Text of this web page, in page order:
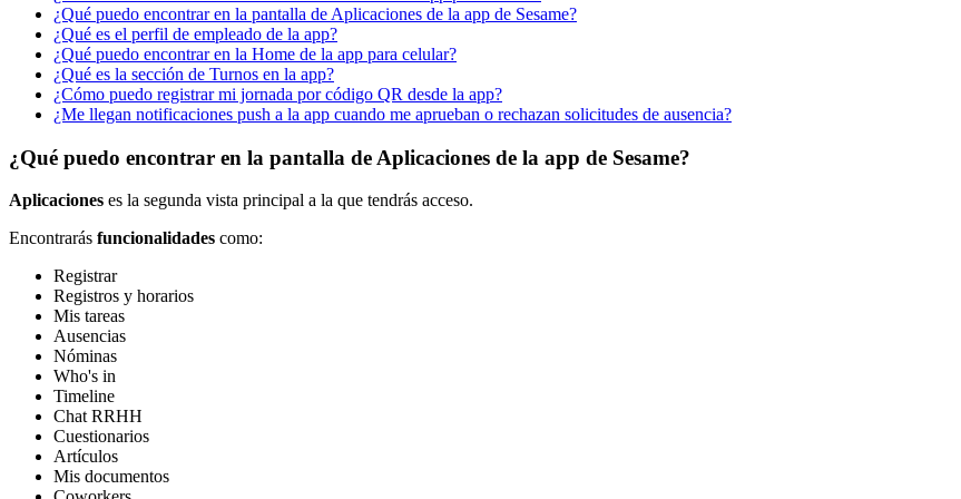
¿Qué puedo encontrar en la pantalla de Aplicaciones de la app de Sesame?
¿Qué es el perfil de empleado de la app?
¿Qué puedo encontrar en la Home de la app para celular?
¿Qué es la sección de Turnos en la app?
¿Cómo puedo registrar mi jornada por código QR desde la app?
¿Me llegan notificaciones push a la app cuando me aprueban o rechazan solicitudes de ausencia?
¿Qué puedo encontrar en la pantalla de Aplicaciones de la app de Sesame?
Aplicaciones es la segunda vista principal a la que tendrás acceso.
Encontrarás funcionalidades como:
Registrar
Registros y horarios
Mis tareas
Ausencias
Nóminas
Who's in
Timeline
Chat RRHH
Cuestionarios
Artículos
Mis documentos